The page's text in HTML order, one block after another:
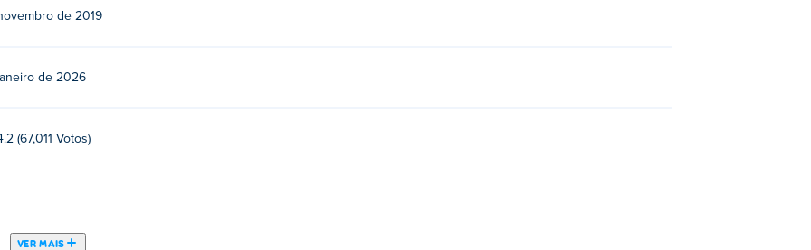
de 2019
de 2026
(67,011 Votos)
VER MAIS